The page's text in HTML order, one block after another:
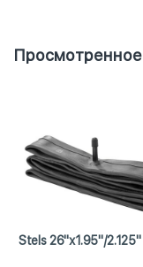
Просмотренное
Stels 26"x1.95"/2.125"